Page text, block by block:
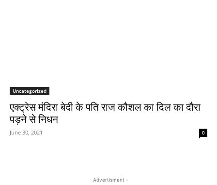
Uncategorized
एक्ट्रेस मंदिरा बेदी के पति राज कौशल का दिल का दौरा
पड़ने से निधन
June 30, 2021 0
- Advertisment -